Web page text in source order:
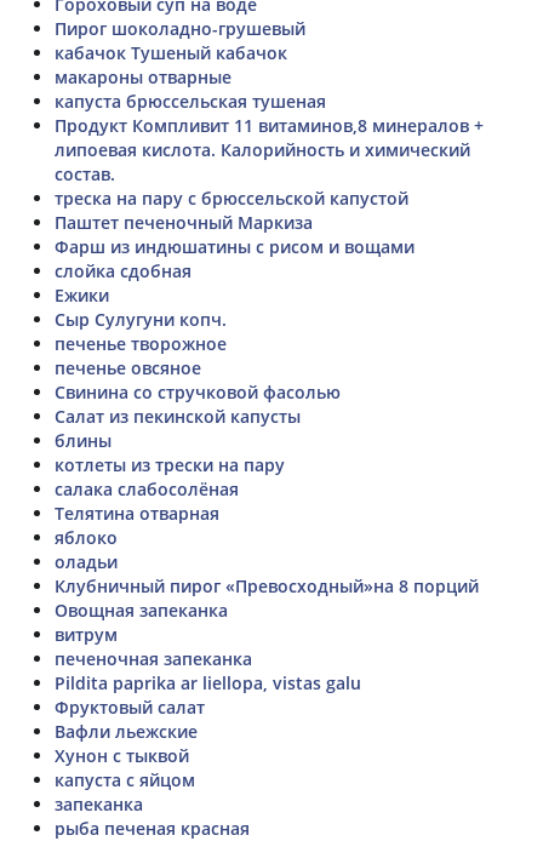
Пирог шоколадно-грушевый
кабачок Тушеный кабачок
макароны отварные
капуста брюссельская тушеная
Продукт Компливит 11 витаминов,8 минералов +
липоевая кислота. Калорийность и химический
состав.
треска на пару с брюссельской капустой
Паштет печеночный Маркиза
Фарш из индюшатины с рисом и вощами
слойка сдобная
Ежики
Сыр Сулугуни копч.
печенье творожное
печенье овсяное
Свинина со стручковой фасолью
Салат из пекинской капусты
блины
котлеты из трески на пару
салака слабосолёная
Телятина отварная
яблоко
оладьи
Клубничный пирог «Превосходный»на 8 порций
Овощная запеканка
витрум
печеночная запеканка
Pildita paprika ar liellopa, vistas galu
Фруктовый салат
Вафли льежские
Хунон с тыквой
капуста с яйцом
запеканка
рыба печеная красная